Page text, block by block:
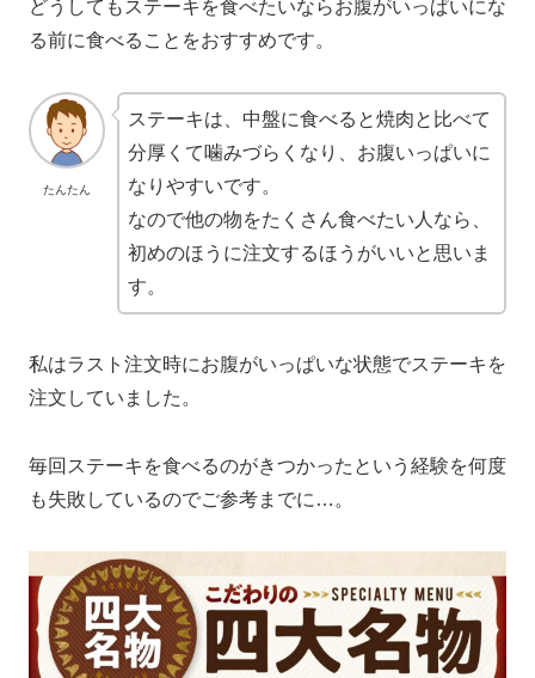
どうしてもステーキを食べたいならお腹がいっぱいにな
る前に食べることをおすすめです。
たんたん
ステーキは、中盤に食べると焼肉と比べて
分厚くて噛みづらくなり、お腹いっぱいに
なりやすいです。
なので他の物をたくさん食べたい人なら、
初めのほうに注文するほうがいいと思いま
す。
私はラスト注文時にお腹がいっぱいな状態でステーキを
注文していました。
毎回ステーキを食べるのがきつかったという経験を何度
も失敗しているのでご参考までに…。